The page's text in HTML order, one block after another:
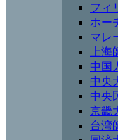
フィ
ホー
マレ
上
中国
中央
中央
京畿
台湾